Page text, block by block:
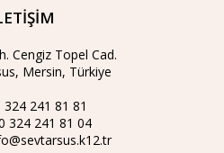
Cengiz Topel Cad.
Mersin, Türkiye
324 241 81 81
324 241 81 04